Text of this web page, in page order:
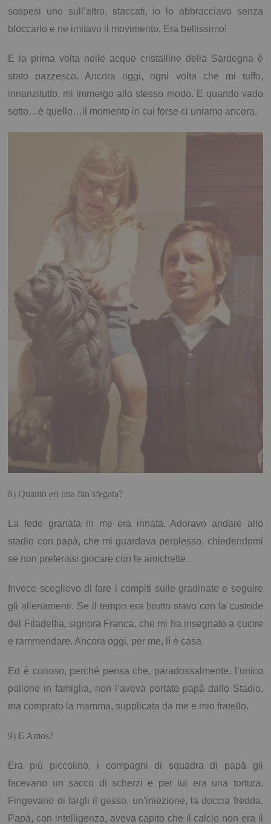
sospesi uno sull’altro, staccati, io lo abbracciavo senza
bloccarlo e ne imitavo il movimento. Era bellissimo!
E la prima volta nelle acque cristalline della Sardegna è
stato pazzesco. Ancora oggi, ogni volta che mi tuffo,
innanzitutto, mi immergo allo stesso modo. E quando vado
sotto…è quello…il momento in cui forse ci uniamo ancora.
8) Quanto eri una fan sfegata?
La fede granata in me era innata. Adoravo andare allo
stadio con papà, che mi guardava perplesso, chiedendomi
se non preferissi giocare con le amichette.
Invece sceglievo di fare i compiti sulle gradinate e seguire
gli allenamenti. Se il tempo era brutto stavo con la custode
del Filadelfia, signora Franca, che mi ha insegnato a cucire
e rammendare. Ancora oggi, per me, lì è casa.
Ed è curioso, perché pensa che, paradossalmente, l’unico
pallone in famiglia, non l’aveva portato papà dallo Stadio,
ma comprato la mamma, supplicata da me e mio fratello.
9) E Amos?
Era più piccolino, i compagni di squadra di papà gli
facevano un sacco di scherzi e per lui era una tortura.
Fingevano di fargli il gesso, un’iniezione, la doccia fredda.
Papà, con intelligenza, aveva capito che il calcio non era il